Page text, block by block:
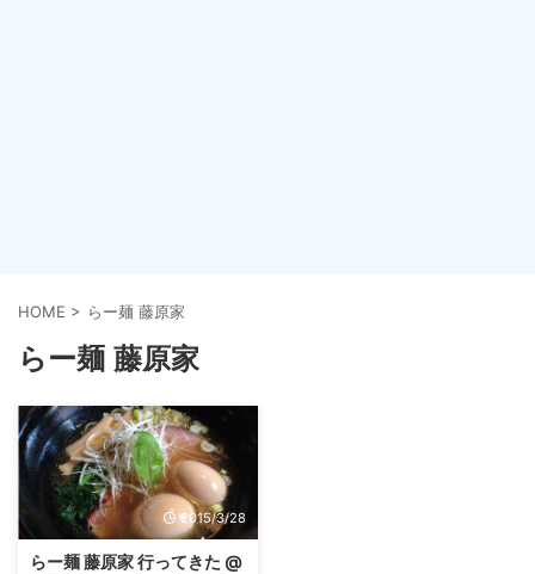
HOME > らー麺 藤原家
らー麺 藤原家
2015/3/28
らー麺 藤原家 行ってきた @